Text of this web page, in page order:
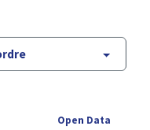
Open Data